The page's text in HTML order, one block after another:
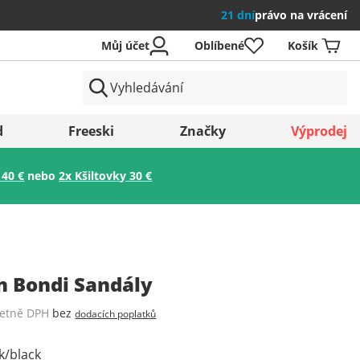
21 dníprávo na vrácení
Uložit
Můj účet Oblíbené Košík
Freeski Značky Výprodej
€ nebo2x Kšiltovky 30 €
Bondi Sandály
DPH bezdodacích poplatků
black